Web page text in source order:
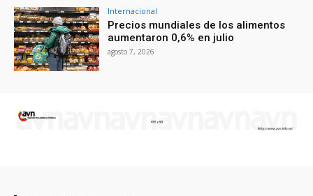
Internacional
Precios mundiales de los alimentos
aumentaron 0,6% en julio
agosto 7, 2026